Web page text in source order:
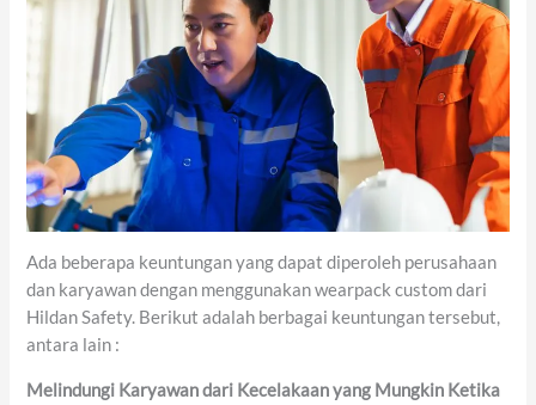
Ada beberapa keuntungan yang dapat diperoleh perusahaan
dan karyawan dengan menggunakan wearpack custom dari
Hildan Safety. Berikut adalah berbagai keuntungan tersebut,
antara lain :
Melindungi Karyawan dari Kecelakaan yang Mungkin Ketika